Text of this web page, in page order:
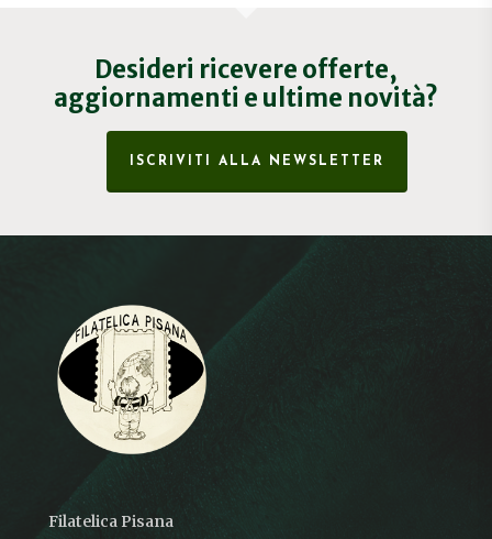
Desideri ricevere offerte,
aggiornamenti e ultime novità?
ISCRIVITI ALLA NEWSLETTER
Filatelica Pisana